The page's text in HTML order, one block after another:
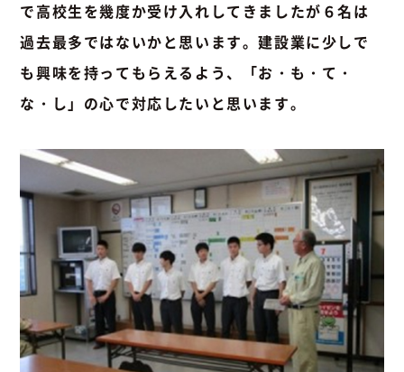
で高校生を幾度か受け入れしてきましたが６名は
過去最多ではないかと思います。建設業に少しで
も興味を持ってもらえるよう、「お・も・て・
な・し」の心で対応したいと思います。